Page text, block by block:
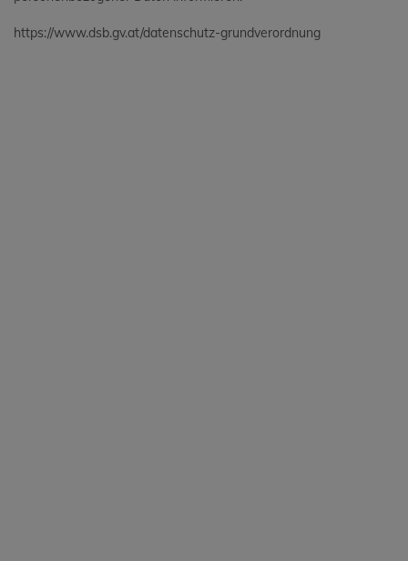
https://www.dsb.gv.at/datenschutz-grundverordnung